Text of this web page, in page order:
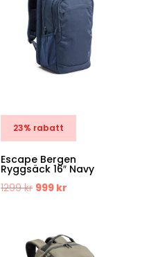
23% rabatt
Escape Bergen
Ryggsäck 16″ Navy
1299kr Det
var:
999 kr
är: